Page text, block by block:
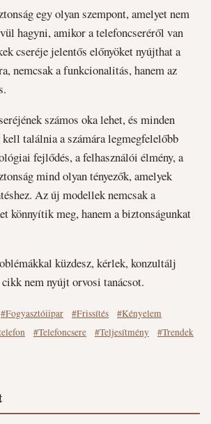
egy olyan szempont, amelyet nem
hagyni, amikor a telefoncseréről van
cseréje jelentős előnyöket nyújthat a
nemcsak a funkcionalitás, hanem az
számos oka lehet, és minden
találnia a számára legmegfelelőbb
fejlődés, a felhasználói élmény, a
mind olyan tényezők, amelyek
Az új modellek nemcsak a
könnyítik meg, hanem a biztonságunkat
küzdesz, kérlek, konzultálj
nem nyújt orvosi tanácsot.
#Fogyasztóiipar #Frissítés
#Kényelem
#Telefoncsere #Teljesítmény
#Trendek